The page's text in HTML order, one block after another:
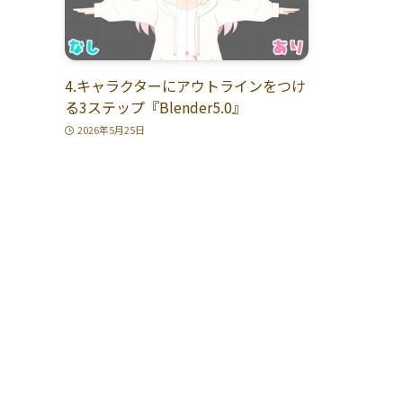
4.キャラクターにアウトラインをつけ
る3ステップ『Blender5.0』
2026年5月25日